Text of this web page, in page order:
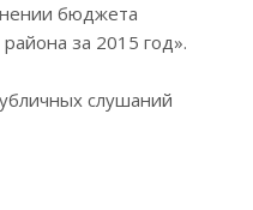
бюджета
за 2015 год».
слушаний